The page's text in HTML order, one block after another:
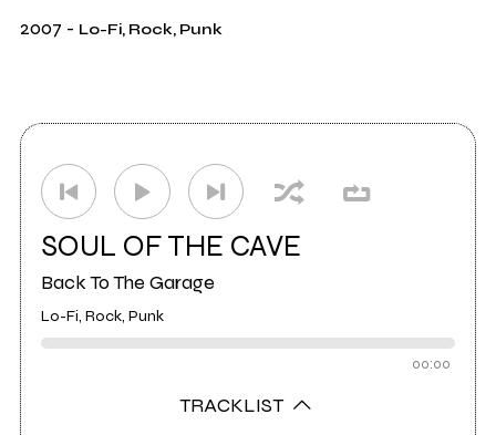
2007 - Lo-Fi, Rock, Punk
SOUL OF THE CAVE
Back To The Garage
Lo-Fi, Rock, Punk
00:00
TRACKLIST